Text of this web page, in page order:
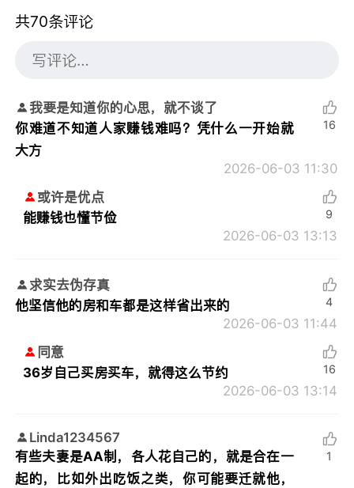
共70条评论
我要是知道你的心思，就不谈了
你难道不知道人家赚钱难吗？凭什么一开始就
大方
2026-06-03 11:30
16
或许是优点
能赚钱也懂节俭
2026-06-03 13:13
9
求实去伪存真
他坚信他的房和车都是这样省出来的
2026-06-03 11:44
4
同意
36岁自己买房买车，就得这么节约
2026-06-03 13:14
16
Linda1234567
有些夫妻是AA制，各人花自己的，就是合在一
起的，比如外出吃饭之类，你可能要迁就他，
1